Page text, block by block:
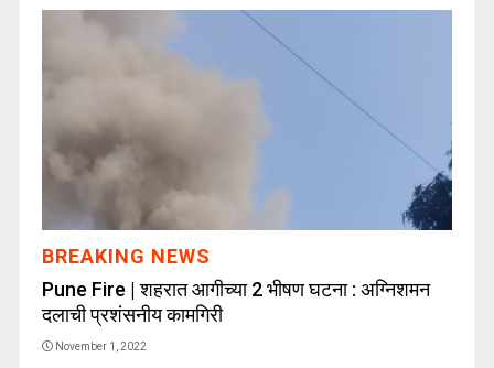
BREAKING NEWS
Pune Fire | शहरात आगीच्या 2 भीषण घटना : अग्निशमन
दलाची प्रशंसनीय कामगिरी
November 1, 2022